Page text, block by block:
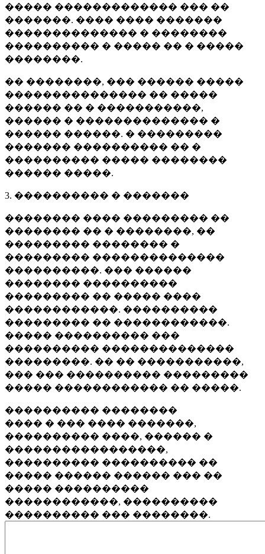
����� ������������� ��� ��
�������. ���� ���� �������
�������������� � ��������
���������� � ����� �� � �����
��������.
�� ��������, ��� ������ �����
��������������� �� �����
������ �� � �����������,
������ � �������������� �
������ ������. � ���������
������� ���������� �� �
���������� ����� ��������
������ �����.
3. ���������� � �������
�������� ���� ��������� ��
�������� �� � ��������, ��
��������� �������� �
��������� ��������������
����������. ��� ������
�������� ����������
��������� �� ����� ����
������������. ����������
��������� �� ������������.
����� ���������� ���
���������� ��������������
���������. �� �� �����������,
��� ��� ���������� ���������
����� ������������ �� �����.
���������� ��������
���� � ��� ���� �������,
���������� ����, ������ �
�����������������,
���������� ���������� ��
����� ������ ������ ��� ��
����� ����������
������������, ����������
���������� ��� ��������.